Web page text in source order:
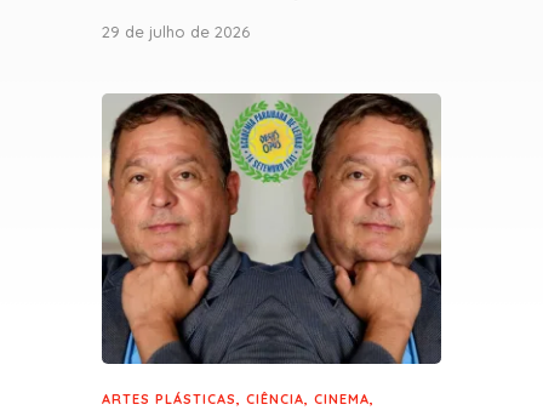
29 de julho de 2026
ARTES PLÁSTICAS, CIÊNCIA, CINEMA,